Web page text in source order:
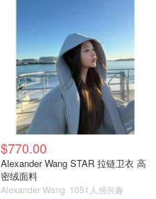
$770.00
Alexander Wang STAR 拉链卫衣 高
密绒面料
Alexander Wang 1051人感兴趣